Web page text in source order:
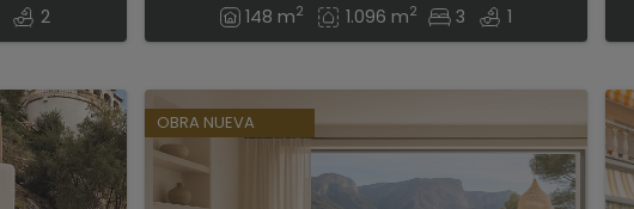
2 148 m2 1.096 m2 3 1
OBRA NUEVA